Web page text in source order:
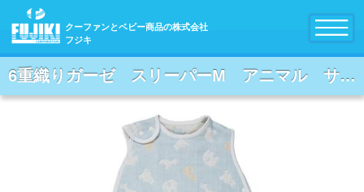
クーファンとベビー商品の株式会社
フジキ
6重織りガーゼ スリーパーM アニマル サックス